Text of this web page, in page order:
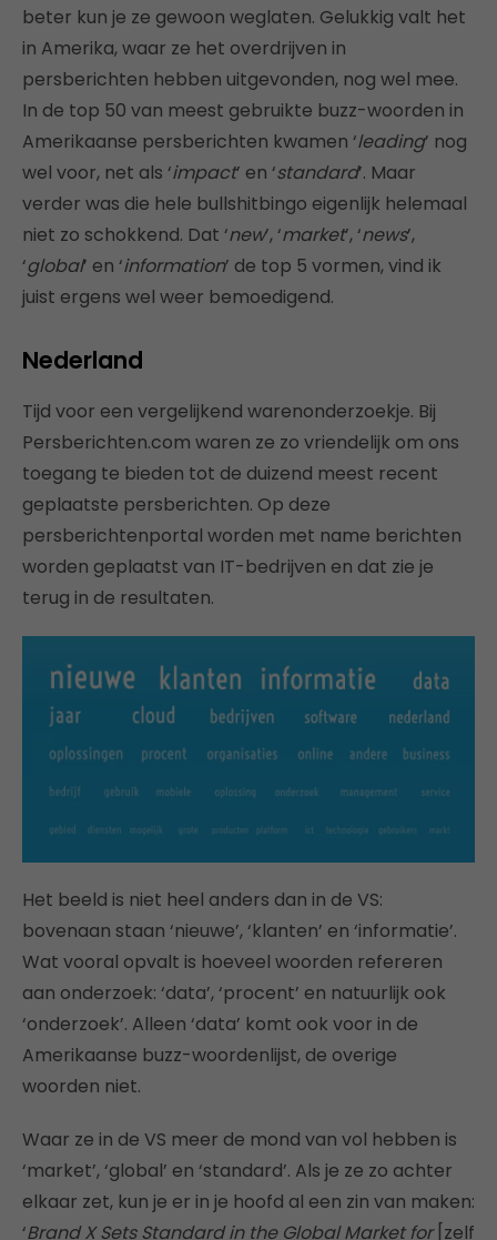
beter kun je ze gewoon weglaten. Gelukkig valt het
in Amerika, waar ze het overdrijven in
persberichten hebben uitgevonden, nog wel mee.
In de top 50 van meest gebruikte buzz-woorden in
Amerikaanse persberichten kwamen ‘leading’ nog
wel voor, net als ‘impact’ en ‘standard’. Maar
verder was die hele bullshitbingo eigenlijk helemaal
niet zo schokkend. Dat ‘new’, ‘market’, ‘news’,
‘global’ en ‘information’ de top 5 vormen, vind ik
juist ergens wel weer bemoedigend.
Nederland
Tijd voor een vergelijkend warenonderzoekje. Bij
Persberichten.com waren ze zo vriendelijk om ons
toegang te bieden tot de duizend meest recent
geplaatste persberichten. Op deze
persberichtenportal worden met name berichten
worden geplaatst van IT-bedrijven en dat zie je
terug in de resultaten.
Het beeld is niet heel anders dan in de VS:
bovenaan staan ‘nieuwe’, ‘klanten’ en ‘informatie’.
Wat vooral opvalt is hoeveel woorden refereren
aan onderzoek: ‘data’, ‘procent’ en natuurlijk ook
‘onderzoek’. Alleen ‘data’ komt ook voor in de
Amerikaanse buzz-woordenlijst, de overige
woorden niet.
Waar ze in de VS meer de mond van vol hebben is
‘market’, ‘global’ en ‘standard’. Als je ze zo achter
elkaar zet, kun je er in je hoofd al een zin van maken:
‘Brand X Sets Standard in the Global Market for [zelf